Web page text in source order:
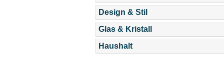
Design & Stil
Glas & Kristall
Haushalt